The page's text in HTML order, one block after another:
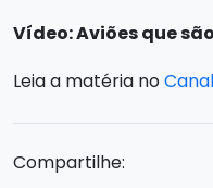
Vídeo: Aviões que
Leia a matéria no
Compartilhe: